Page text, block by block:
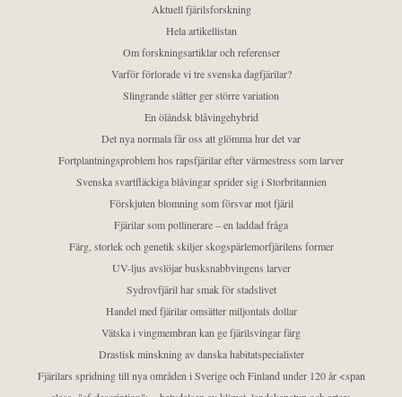
Aktuell fjärilsforskning
Hela artikellistan
Om forskningsartiklar och referenser
Varför förlorade vi tre svenska dagfjärilar?
Slingrande slåtter ger större variation
En öländsk blåvingehybrid
Det nya normala får oss att glömma hur det var
Fortplantningsproblem hos rapsfjärilar efter värmestress som larver
Svenska svartfläckiga blåvingar sprider sig i Storbritannien
Förskjuten blomning som försvar mot fjäril
Fjärilar som pollinerare – en laddad fråga
Färg, storlek och genetik skiljer skogspärlemorfjärilens former
UV-ljus avslöjar busksnabbvingens larver
Sydrovfjäril har smak för stadslivet
Handel med fjärilar omsätter miljontals dollar
Vätska i vingmembran kan ge fjärilsvingar färg
Drastisk minskning av danska habitatspecialister
Fjärilars spridning till nya områden i Sverige och Finland under 120 år <span